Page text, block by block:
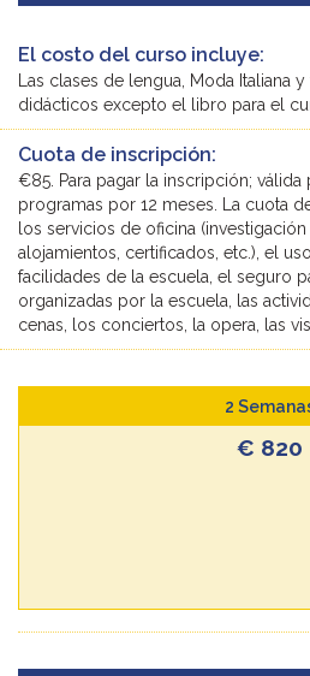
El costo del curso incluye:
Las clases de lengua, Moda Italiana
didácticos excepto el libro para el
Cuota de inscripción:
€85. Para pagar la inscripción;
programas por 12 meses. La cuota
los servicios de oficina
alojamientos, certificados, etc.), el
facilidades de la escuela, el seguro
organizadas por la escuela, las
cenas, los conciertos, la opera, las
2
€ 820